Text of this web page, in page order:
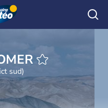
OMER
sud)